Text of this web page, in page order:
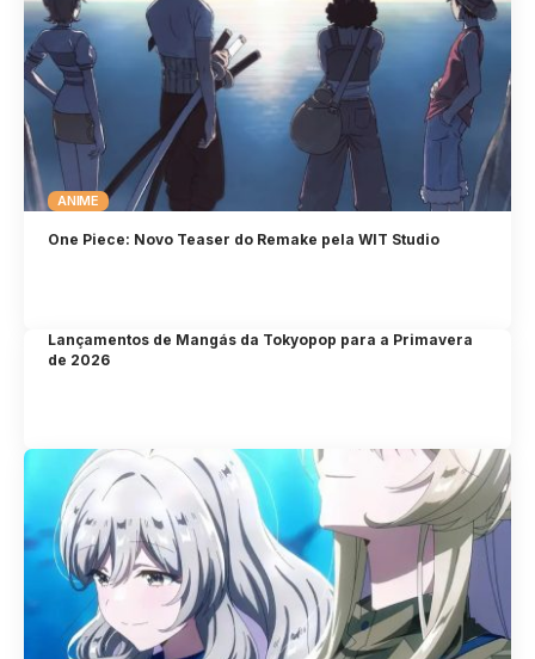
ANIME
One Piece: Novo Teaser do Remake pela WIT Studio
Lançamentos de Mangás da Tokyopop para a Primavera
de 2026